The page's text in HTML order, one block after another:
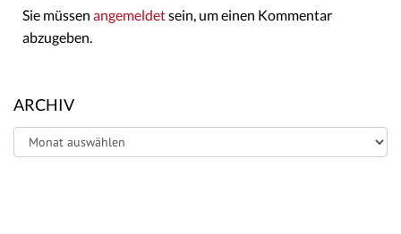
Sie müssen angemeldetsein, um einen Kommentar
abzugeben.
ARCHIV
Archiv